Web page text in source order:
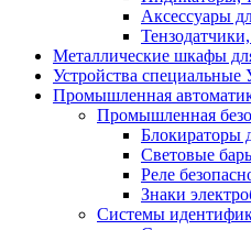
Аксессуары
Металлические шкафы
Устройства
Промышленная
Промышленная
Блокираторы
Световые
Реле
Знаки
Системы